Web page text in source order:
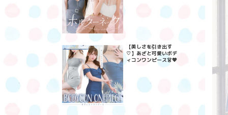
【美しさを引き出す
♡】あざと可愛いボデ
ィコンワンピース👗💖